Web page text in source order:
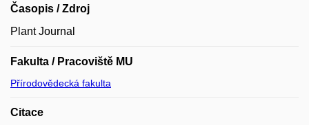
Časopis / Zdroj
Plant Journal
Fakulta / Pracoviště MU
Přírodovědecká fakulta
Citace